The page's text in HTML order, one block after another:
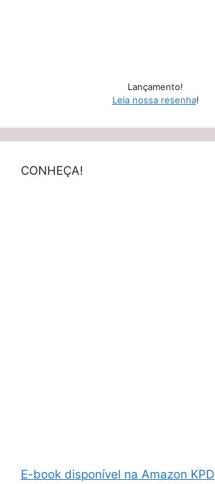
Lançamento!
Leia nossa resenha!
CONHEÇA!
E-book disponível na Amazon KPD